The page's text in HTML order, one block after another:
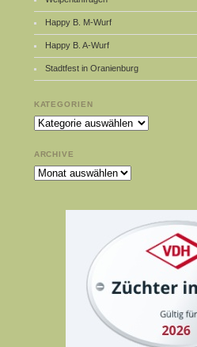
Happy B. M-Wurf
Happy B. A-Wurf
Stadtfest in Oranienburg
KATEGORIEN
Kategorien
ARCHIVE
Archive